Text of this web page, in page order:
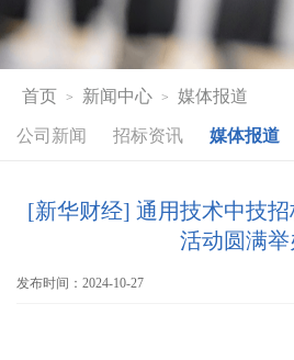
首页 > 新闻中心 > 媒体报道
公司新闻 招标资讯 媒体报道
[新华财经] 通用技术中技
活动圆满举
发布时间：2024-10-27